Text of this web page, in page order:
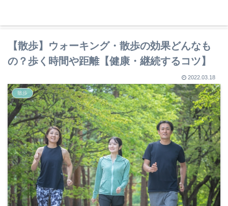
【散歩】ウォーキング・散歩の効果どんなも
の？歩く時間や距離【健康・継続するコツ】
2022.03.18
散歩